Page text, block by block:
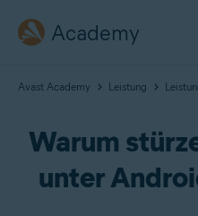
Academy
Avast Academy Leistung
Warum
unter